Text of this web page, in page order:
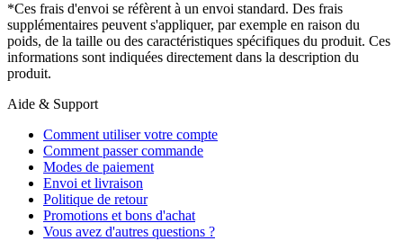
*Ces frais d'envoi se réfèrent à un envoi standard. Des frais
supplémentaires peuvent s'appliquer, par exemple en raison du
poids, de la taille ou des caractéristiques spécifiques du produit. Ces
informations sont indiquées directement dans la description du
produit.
Aide & Support
Comment utiliser votre compte
Comment passer commande
Modes de paiement
Envoi et livraison
Politique de retour
Promotions et bons d'achat
Vous avez d'autres questions ?